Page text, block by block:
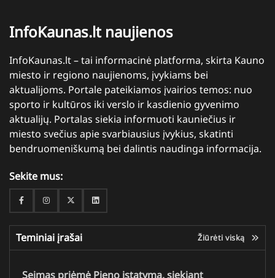
InfoKaunas.lt naujienos
InfoKaunas.lt – tai informacinė platforma, skirta Kauno
miesto ir regiono naujienoms, įvykiams bei
aktualijoms. Portale pateikiamos įvairios temos: nuo
sporto ir kultūros iki verslo ir kasdienio gyvenimo
aktualijų. Portalas siekia informuoti kauniečius ir
miesto svečius apie svarbiausius įvykius, skatinti
bendruomeniškumą bei dalintis naudinga informacija.
Sekite mus:
FacebookInstagramTwitterLinkedin
Teminiai įrašai Žiūrėti viską
Seimas priėmė Pieno įstatymą, siekiant